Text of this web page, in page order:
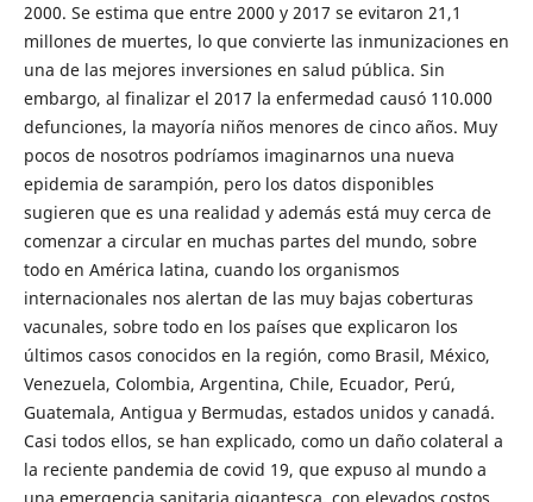
2000. Se estima que entre 2000 y 2017 se evitaron 21,1
millones de muertes, lo que convierte las inmunizaciones en
una de las mejores inversiones en salud pública. Sin
embargo, al finalizar el 2017 la enfermedad causó 110.000
defunciones, la mayoría niños menores de cinco años. Muy
pocos de nosotros podríamos imaginarnos una nueva
epidemia de sarampión, pero los datos disponibles
sugieren que es una realidad y además está muy cerca de
comenzar a circular en muchas partes del mundo, sobre
todo en América latina, cuando los organismos
internacionales nos alertan de las muy bajas coberturas
vacunales, sobre todo en los países que explicaron los
últimos casos conocidos en la región, como Brasil, México,
Venezuela, Colombia, Argentina, Chile, Ecuador, Perú,
Guatemala, Antigua y Bermudas, estados unidos y canadá.
Casi todos ellos, se han explicado, como un daño colateral a
la reciente pandemia de covid 19, que expuso al mundo a